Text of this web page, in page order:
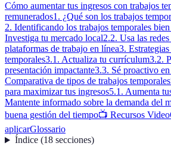
Cómo aumentar tus ingresos con trabajos
remunerados1. ¿Qué son los trabajos
2. Identificando los trabajos temporales
Investiga tu mercado local2.2. Usa las
plataformas de trabajo en línea3.
temporales3.1. Actualiza tu currículum3.2.
presentación impactante3.3. Sé proactivo
Comparativa de tipos de trabajos temporales
para maximizar tus ingresos5.1. Aumenta
Mantente informado sobre la demanda del
buena gestión del tiempo📺 Recursos Video
aplicarGlossario
Índice(18 secciones)